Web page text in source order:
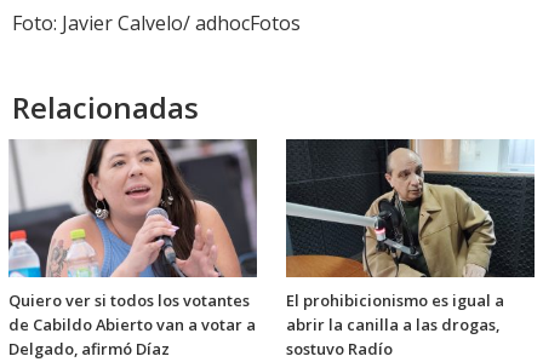
Foto: Javier Calvelo/ adhocFotos
Relacionadas
Quiero ver si todos los votantes
de Cabildo Abierto van a votar a
Delgado, afirmó Díaz
El prohibicionismo es igual a
abrir la canilla a las drogas,
sostuvo Radío